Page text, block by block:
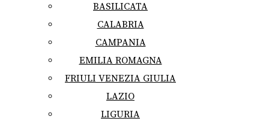
BASILICATA
CALABRIA
CAMPANIA
EMILIA ROMAGNA
FRIULI VENEZIA GIULIA
LAZIO
LIGURIA